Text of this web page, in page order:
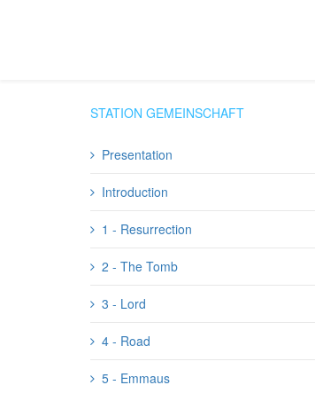
STATION GEMEINSCHAFT
Presentation
Introduction
1 - Resurrection
2 - The Tomb
3 - Lord
4 - Road
5 - Emmaus